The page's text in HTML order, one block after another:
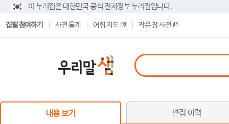
이 누리집은 대한민국 공식 전자정부 누리집입니다.
집필 참여하기 사전 통계 어휘 지도 작은 창 사전
내용 보기 편집 이력